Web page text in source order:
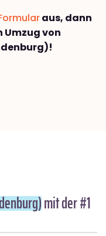
aus, dann
Umzug von
mit der #1